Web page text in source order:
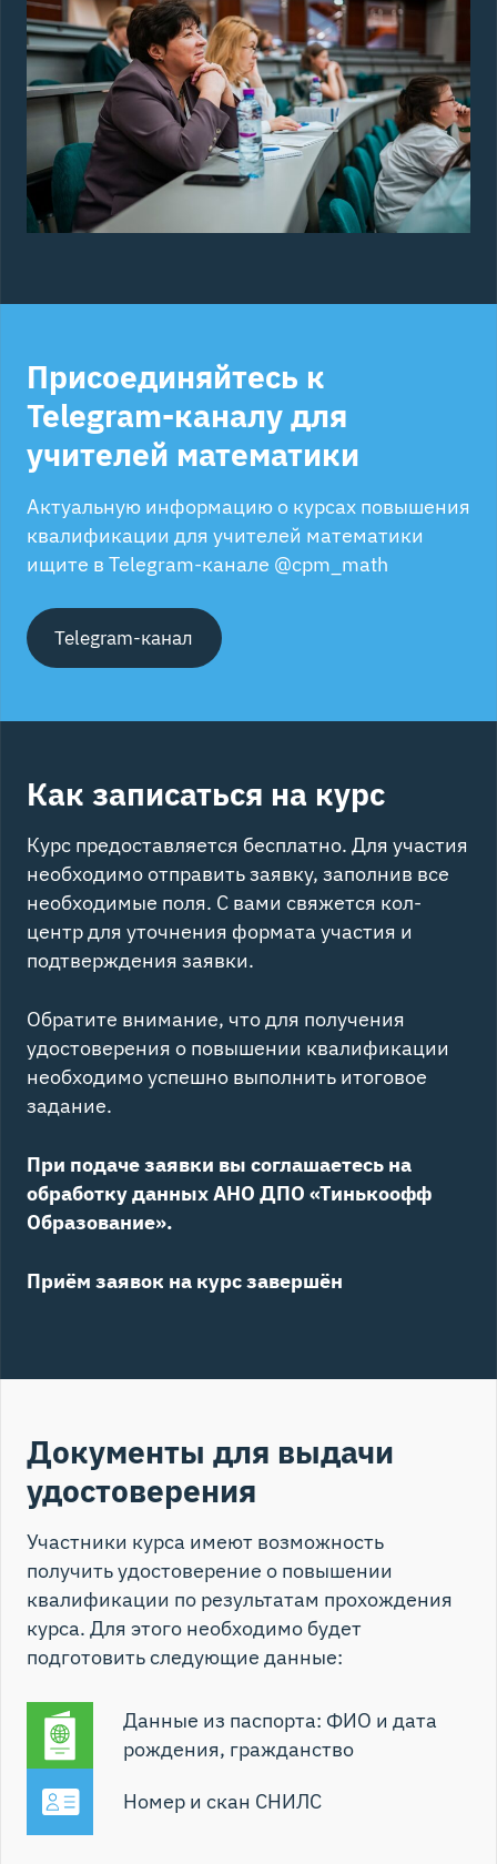
Присоединяйтесь к
Telegram-каналу для
учителей математики
Актуальную информацию о курсах повышения
квалификации для учителей математики
ищите в Telegram-канале @cpm_math
Telegram-канал
Как записаться на курс
Курс предоставляется бесплатно. Для участия
необходимо отправить заявку, заполнив все
необходимые поля. С вами свяжется кол-
центр для уточнения формата участия и
подтверждения заявки.
Обратите внимание, что для получения
удостоверения о повышении квалификации
необходимо успешно выполнить итоговое
задание.
При подаче заявки вы соглашаетесь на
обработку данных АНО ДПО «Тинькоофф
Образование».
Приём заявок на курс завершён
Документы для выдачи
удостоверения
Участники курса имеют возможность
получить удостоверение о повышении
квалификации по результатам прохождения
курса. Для этого необходимо будет
подготовить следующие данные:
Данные из паспорта: ФИО и дата
рождения, гражданство
Номер и скан СНИЛС